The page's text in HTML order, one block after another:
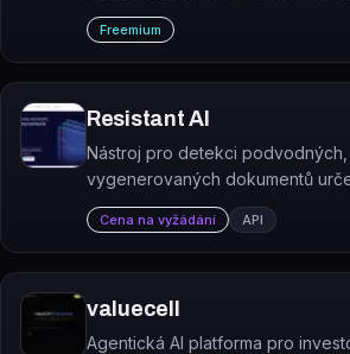
kreditních zprávách a
napadení u úvěrových kanceláří.
Freemium
Resistant AI
Nástroj pro detekci
vygenerovaných dokumentů
finančním firmám.
Cena na vyžádání API
valuecell
Agentická AI platforma pro